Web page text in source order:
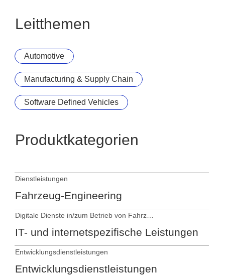
Leitthemen
Automotive
Manufacturing & Supply Chain
Software Defined Vehicles
Produktkategorien
Dienstleistungen
Fahrzeug-Engineering
IT- und internetspezifische Leistungen
Entwicklungsdienstleistungen
Entwicklungsdienstleistungen